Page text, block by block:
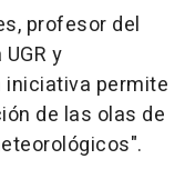
profesor del
y
iniciativa permite
de las olas de